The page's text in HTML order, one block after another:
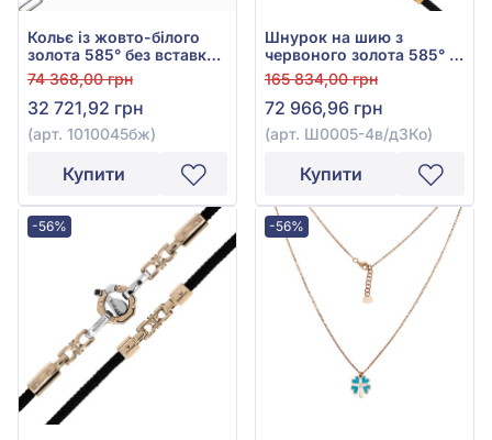
Кольє із жовто-білого
золота 585° без вставки,
арт. 1010045бж
74 368,00 грн
32 721,92 грн
(арт. 1010045бж)
Купити
Шнурок на шию з
червоного золота 585° з
куб. окс. цирконію,
чорним текстилем, арт.
Ш0005-4в/д3Ко
165 834,00 грн
72 966,96 грн
(арт. Ш0005-4в/д3Ко)
Купити
-56% -56%